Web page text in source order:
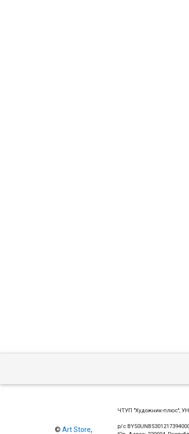
©Art Store,
ЧТУП "Художник-плюс",
р/с